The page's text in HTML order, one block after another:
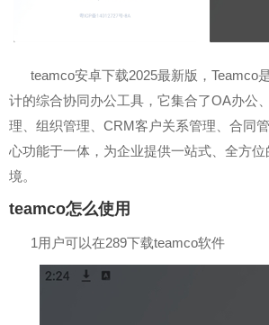
teamco安卓下载2025最新版，Teamco
计的综合协同办公工具，它集合了OA办公
理、组织管理、CRM客户关系管理、合同
心功能于一体，为企业提供一站式、全方
境。
teamco怎么使用
1用户可以在289下载teamco软件